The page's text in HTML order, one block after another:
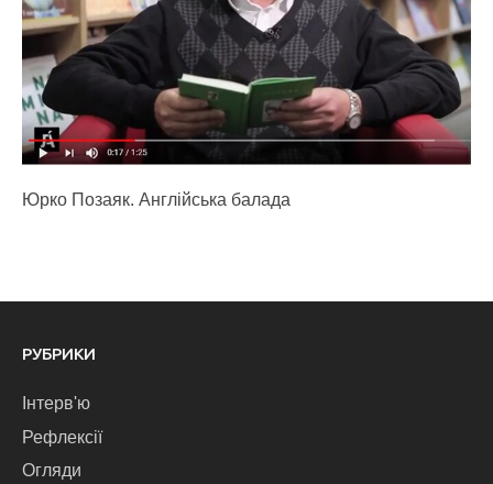
Юрко Позаяк. Англійська балада
РУБРИКИ
Інтерв'ю
Рефлексії
Огляди